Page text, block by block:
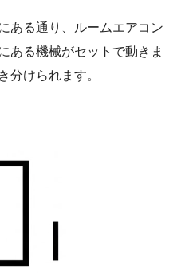
ある通り、ルームエアコン
ある機械がセットで動きま
分けられます。